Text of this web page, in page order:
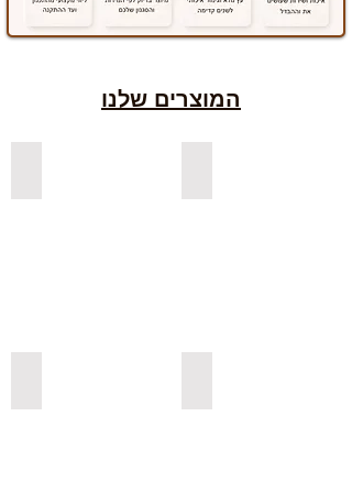
אחריות :
שנה מהיבואן הרשמי- בכפוף
המוצרים שלנו